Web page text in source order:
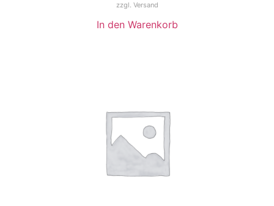
zzgl. Versand
In den Warenkorb